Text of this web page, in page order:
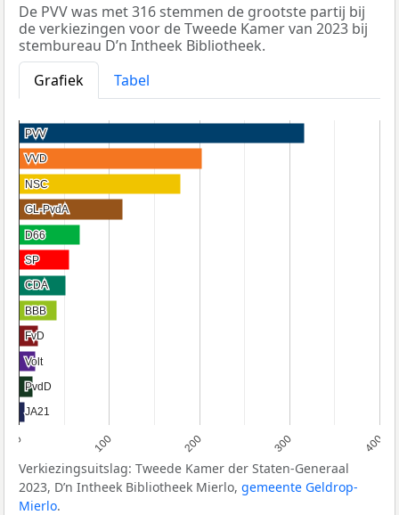
De PVV was met 316 stemmen de grootste partij bij
de verkiezingen voor de Tweede Kamer van 2023 bij
stembureau D’n Intheek Bibliotheek.
Grafiek
Tabel
0 100 200 300 400
PVV
PVV
VVD
VVD
NSC
NSC
GL-PvdA
GL-PvdA
D66
D66
SP
SP
CDA
CDA
BBB
BBB
FvD
FvD
Volt
Volt
PvdD
PvdD
JA21
JA21
Verkiezingsuitslag: Tweede Kamer der Staten-Generaal
2023, D’n Intheek Bibliotheek Mierlo, gemeente Geldrop-
Mierlo.